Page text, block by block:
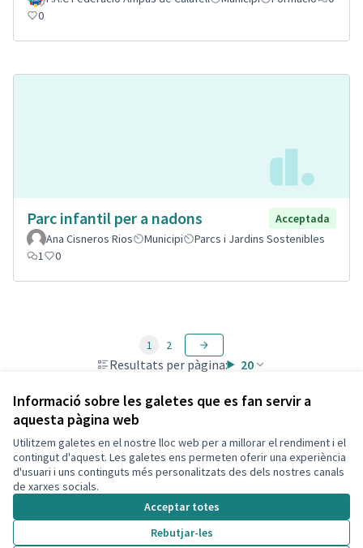
Informació sobre les galetes que es fan servir a
aquesta pàgina web
Utilitzem galetes en el nostre lloc web per a millorar el rendiment i el
contingut d'aquest. Les galetes ens permeten oferir una experiència
d'usuari i uns continguts més personalitzats des dels nostres canals
de xarxes socials.
Acceptar totes
Rebutjar-les
0
Parc infantil per a nadons
Acceptada
Ana Cisneros Rios
Municipi
Parcs i Jardins Sostenibles
1
0
Resultats per pàgina: 20
1 2
Termes i condicions d'ús
Configuració de les galetes
Decidim Calafell a X
(Enllaç extern)
Decidim Calafell a Facebook
Decidim Calafell a YouTube
Decidim Calafell a GitHub
(Enllaç extern)